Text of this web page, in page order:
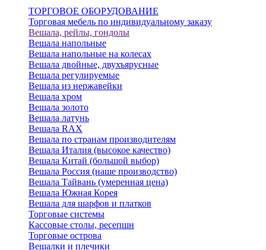
ТОРГОВОЕ ОБОРУДОВАНИЕ
Торговая мебель по индивидуальному заказу
Вешала, рейлы, гондолы
Вешала напольные
Вешала напольные на колесах
Вешала двойные, двухъярусные
Вешала регулируемые
Вешала из нержавейки
Вешала хром
Вешала золото
Вешала латунь
Вешала RAX
Вешала по странам производителям
Вешала Италия (высокое качество)
Вешала Китай (большой выбор)
Вешала Россия (наше производство)
Вешала Тайвань (умеренная цена)
Вешала Южная Корея
Вешала для шарфов и платков
Торговые системы
Кассовые столы, ресепшн
Торговые острова
Вешалки и плечики